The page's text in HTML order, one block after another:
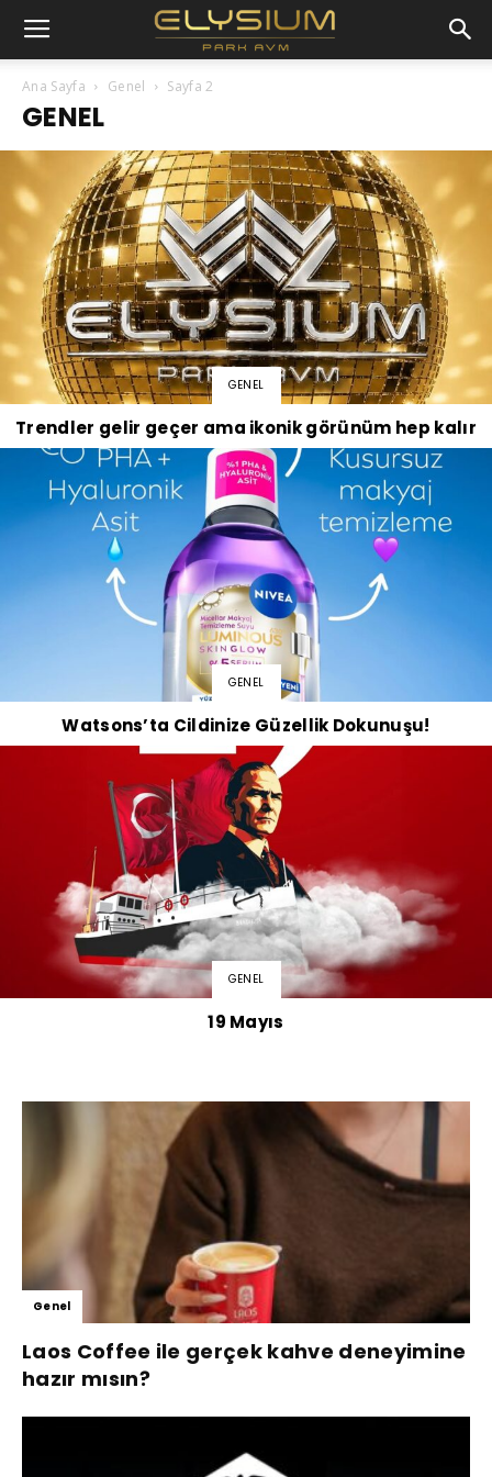
Ana Sayfa Genel Sayfa 2
GENEL
GENEL
Trendler gelir geçer ama ikonik görünüm hep kalır
GENEL
Watsons’ta Cildinize Güzellik Dokunuşu!
GENEL
19 Mayıs
Genel
Laos Coffee ile gerçek kahve deneyimine
hazır mısın?